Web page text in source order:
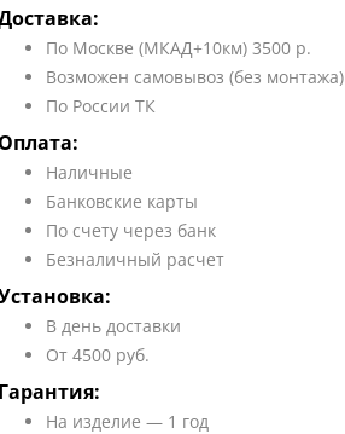
По Москве (МКАД+10км) 3500 р.
Возможен самовывоз (без монтажа)
По России ТК
Оплата:
Наличные
Банковские карты
По счету через банк
Безналичный расчет
В день доставки
От 4500 руб.
Гарантия:
На изделие — 1 год